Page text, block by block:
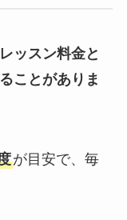
レッスン料金と
ことがありま
が目安で、毎